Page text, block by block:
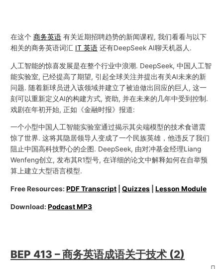
在这个商务英语 有关近期招聘趋势的新闻课程, 我们看看与以下
相关的商务英语词汇 IT 英语 还有DeepSeek AI聊天机器人.
人工智能的惊喜发展是在整个行业中浪潮. DeepSeek, 中国人工智
能实验室, 已经提高了期望, 引起全球关注并提出有关AI未来的新
问题. 随着新球员进入该领域并建立了被迫做出回应的巨人, 这一
刻可以重新定义AI的构建方式, 资助, 并在未来的几年中受到控制.
戏剧在年初开始, 正如《金融时报》报道:
一个小型中国人工智能实验室通过揭示其尖端模型的技术食谱震
惊了世界. 这将其隐居领导人变成了一个民族英雄，他违反了我们
阻止中国高科技野心的企图. DeepSeek, 由对冲基金经理Liang
Wenfeng创立, 发布其R1型号, 在详细的论文中解释如何在自举预
算上建立大型语言模型.
Free Resources:PDF Transcript |Quizzes |Lesson Module
Download:Podcast MP3
BEP 413 – 商务英语成语关于技术 (2)